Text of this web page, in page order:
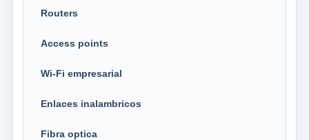
Routers
Access points
Wi-Fi empresarial
Enlaces inalambricos
Fibra optica